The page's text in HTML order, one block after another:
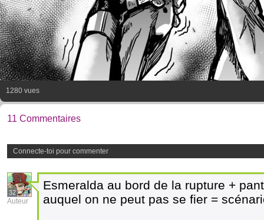
1280 vues
11 Commentaires
Connecte-toi pour commenter
32
Auteur
Esmeralda au bord de la rupture +
auquel on ne peut pas se fier =